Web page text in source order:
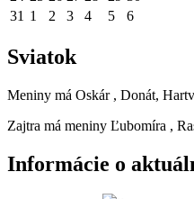
31 1 2 3 4 5 6
Sviatok
Meniny má Oskár , Donát,
Zajtra má meniny Ľubomíra ,
Informácie o